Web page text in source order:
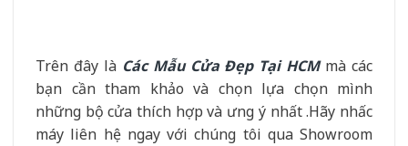
Trên đây là Các Mẫu Cửa Đẹp Tại HCMmà các
bạn cần tham khảo và chọn lựa chọn mình
những bộ cửa thích hợp và ưng ý nhất .Hãy nhấc
máy liên hệ ngay với chúng tôi qua Showroom